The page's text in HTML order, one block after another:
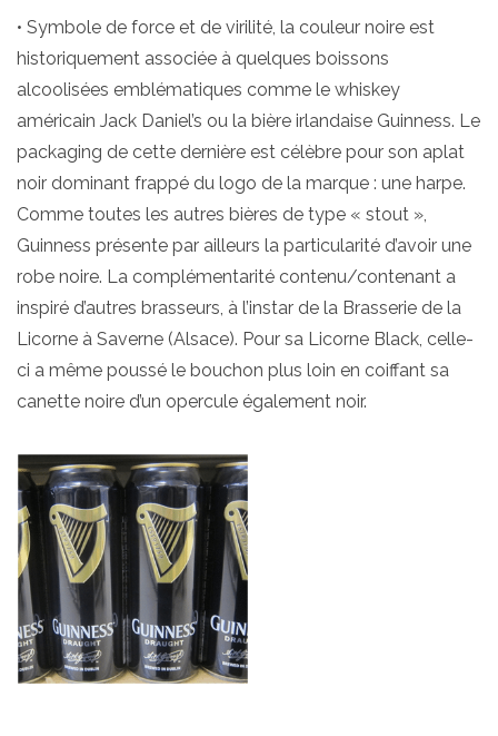
• Symbole de force et de virilité, la couleur noire est
historiquement associée à quelques boissons
alcoolisées emblématiques comme le whiskey
américain Jack Daniel’s ou la bière irlandaise Guinness. Le
packaging de cette dernière est célèbre pour son aplat
noir dominant frappé du logo de la marque : une harpe.
Comme toutes les autres bières de type « stout »,
Guinness présente par ailleurs la particularité d’avoir une
robe noire. La complémentarité contenu/contenant a
inspiré d’autres brasseurs, à l’instar de la Brasserie de la
Licorne à Saverne (Alsace). Pour sa Licorne Black, celle-
ci a même poussé le bouchon plus loin en coiffant sa
canette noire d’un opercule également noir.